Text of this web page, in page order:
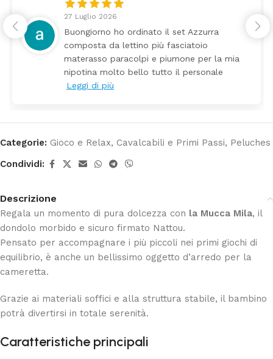
Azzurra
Tutti perfetto! Ho ordinato
arrivato ben imballato
Prezzo ottimi rispetto la
Categorie: Gioco e Relax, Cavalcabili e Primi Passi, Peluches
Condividi:
Descrizione
Regala un momento di pura dolcezza con la Mucca Mila, il
dondolo morbido e sicuro firmato Nattou.
Pensato per accompagnare i più piccoli nei primi giochi di
equilibrio, è anche un bellissimo oggetto d’arredo per la
cameretta.
Grazie ai materiali soffici e alla struttura stabile, il bambino
potrà divertirsi in totale serenità.
Caratteristiche principali